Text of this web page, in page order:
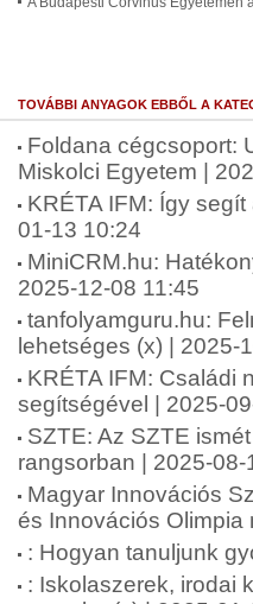
TOVÁBBI ANYAGOK EBBŐL A
Foldana cégcsoport:
Miskolci Egyetem |
KRÉTA IFM: Így
01-13 10:24
MiniCRM.hu:
2025-12-08 11:45
tanfolyamguru.hu:
lehetséges (x) | 2025-
KRÉTA IFM: Családi
segítségével | 2025-
SZTE: Az SZTE
rangsorban | 2025-08-
Magyar Innovációs
és Innovációs Olimpia
: Hogyan tanuljunk
: Iskolaszerek, irodai